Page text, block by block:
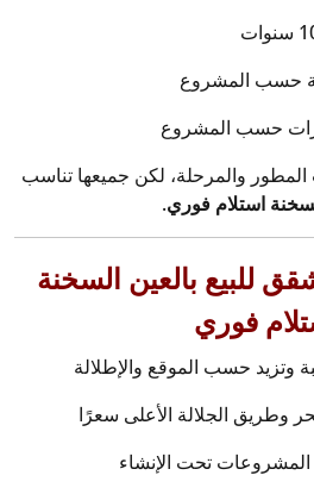
حسب المشروع
حسب المشروع
والمرحلة، لكن جميعها تناسب
استلام فوري.
للبيع بالعين السخنة
فوري
وتزيد حسب الموقع والإطلالة
وطريق الجلالة الأعلى سعرًا
تحت الإنشاء